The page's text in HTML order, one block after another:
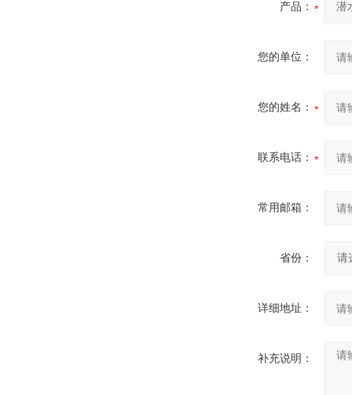
产品：
您的单位：
您的姓名：
联系电话：
常用邮箱：
省份：
详细地址：
补充说明：